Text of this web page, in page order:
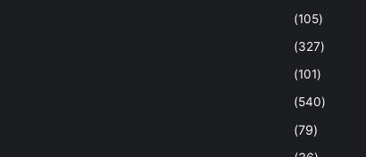
(105)
(327)
(101)
(540)
(79)